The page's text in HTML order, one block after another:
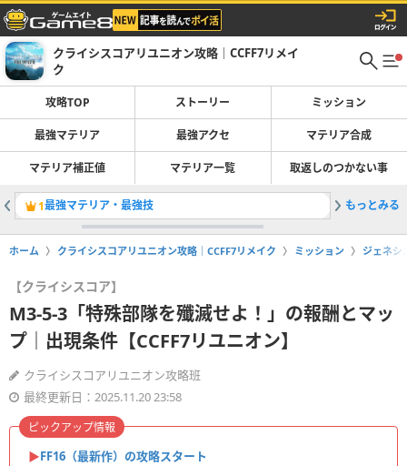
クライシスコアリユニオン攻略｜CCFF7リメイ
ク
攻略TOP ストーリー ミッション
最強マテリア 最強アクセ マテリア合成
マテリア補正値 マテリア一覧 取返しのつかない事
1最強マテリア・最強技 2序盤～
もっとみる
ホーム クライシスコアリユニオン攻略｜CCFF7リメイク ミッション ジェネシ
【クライシスコア】
M3-5-3「特殊部隊を殲滅せよ！」の報酬とマッ
プ｜出現条件【CCFF7リユニオン】
クライシスコアリユニオン攻略班
最終更新日：2025.11.20 23:58
▶︎FF16（最新作）の攻略スタート
ピックアップ情報